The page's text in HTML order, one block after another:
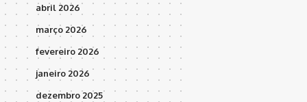
abril 2026
março 2026
fevereiro 2026
janeiro 2026
dezembro 2025